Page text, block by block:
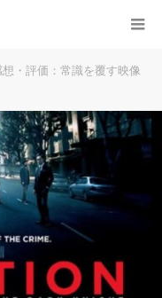
・評価：常識を覆す映像